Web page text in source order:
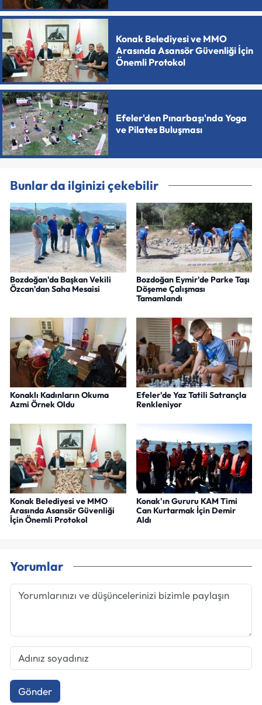
Konak Belediyesi ve MMO
Arasında Asansör Güvenliği İçin
Önemli Protokol
Efeler'den Pınarbaşı'nda Yoga
ve Pilates Buluşması
Bunlar da ilginizi çekebilir
Bozdoğan'da Başkan Vekili
Özcan'dan Saha Mesaisi
Bozdoğan Eymir'de Parke Taşı
Döşeme Çalışması
Tamamlandı
Konaklı Kadınların Okuma
Azmi Örnek Oldu
Efeler'de Yaz Tatili Satrançla
Renkleniyor
Konak Belediyesi ve MMO
Arasında Asansör Güvenliği
İçin Önemli Protokol
Konak'ın Gururu KAM Timi
Can Kurtarmak İçin Demir
Aldı
Yorumlar
Gönder